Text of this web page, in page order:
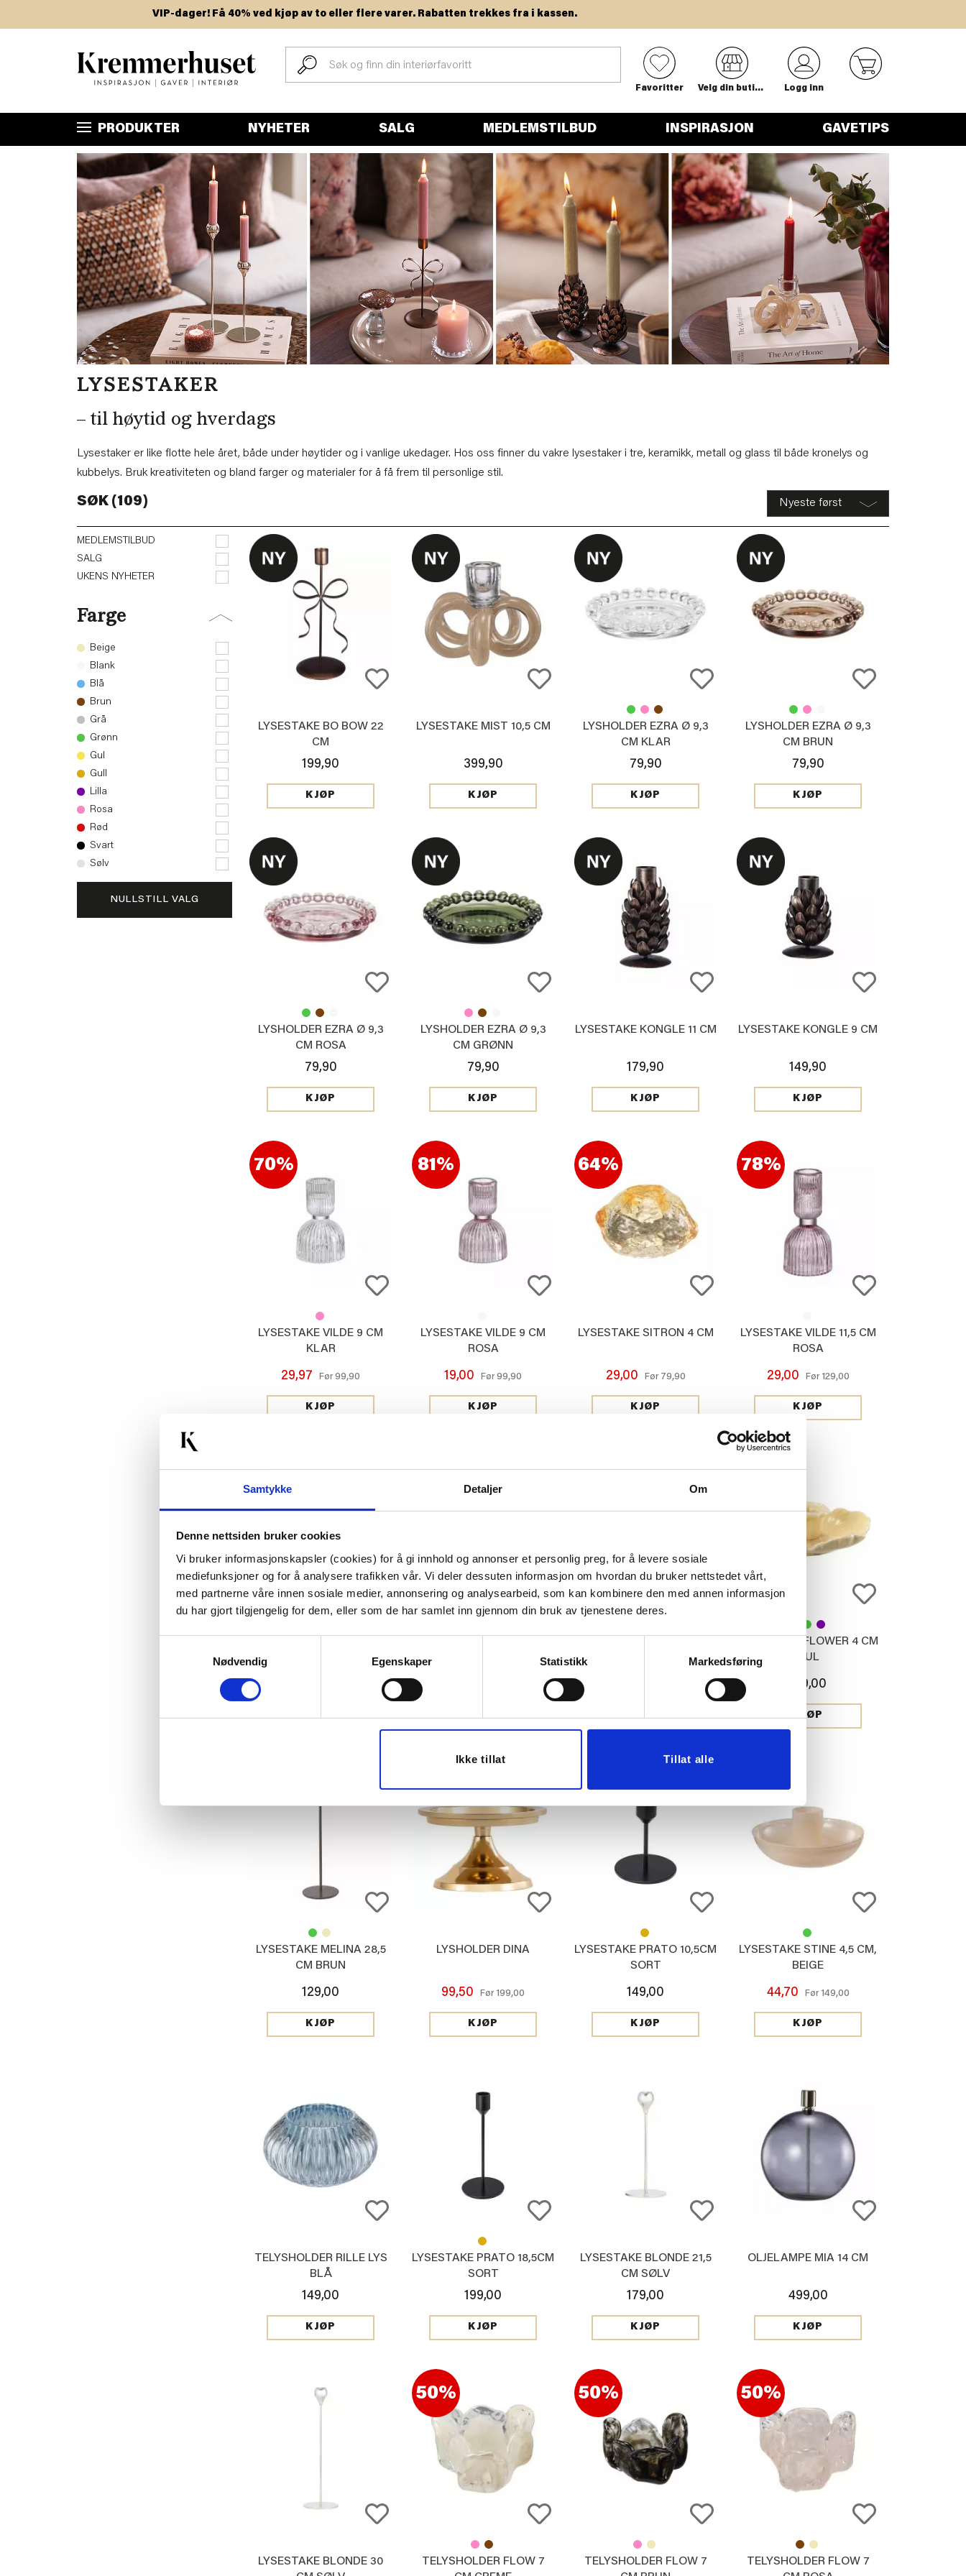
Samtykke Detaljer Om
Denne nettsiden bruker cookies
Vi bruker informasjonskapsler (cookies) for å gi innhold og annonser et personlig preg, for å levere sosiale
mediefunksjoner og for å analysere trafikken vår. Vi deler dessuten informasjon om hvordan du bruker nettstedet vårt,
med partnerne våre innen sosiale medier, annonsering og analysearbeid, som kan kombinere den med annen informasjon
du har gjort tilgjengelig for dem, eller som de har samlet inn gjennom din bruk av tjenestene deres.
Nødvendig
Egenskaper Statistikk Markedsføring
Ikke tillat Tillat alle
til
VIP-dager! Få 40% ved kjøp av to eller flere varer. Rabatten trekkes fra i kassen.
0
Favoritter Velg din butikk Logg inn
PRODUKTER NYHETER SALG MEDLEMSTILBUD INSPIRASJON GAVETIPS
LYSESTAKER
– til høytid og hverdags
Lysestaker er like flotte hele året, både under høytider og i vanlige ukedager. Hos oss finner du vakre lysestaker i tre, keramikk, metall og glass til både kronelys og
kubbelys. Bruk kreativiteten og bland farger og materialer for å få frem til personlige stil.
MEDLEMSTILBUD
SALG
UKENS NYHETER
Farge
Beige
Blank
Blå
Brun
Grå
Grønn
Gul
Gull
Lilla
Rosa
Rød
Svart
Sølv
NULLSTILL VALG
SØK (109)
LYSESTAKE BO BOW 22
CM
199,90
KJØP
LYSESTAKE MIST 10,5 CM
399,90
KJØP
LYSHOLDER EZRA Ø 9,3
CM KLAR
79,90
KJØP
LYSHOLDER EZRA Ø 9,3
CM BRUN
79,90
KJØP
LYSHOLDER EZRA Ø 9,3
CM ROSA
79,90
KJØP
LYSHOLDER EZRA Ø 9,3
CM GRØNN
79,90
KJØP
LYSESTAKE KONGLE 11 CM
179,90
KJØP
LYSESTAKE KONGLE 9 CM
149,90
KJØP
70%
LYSESTAKE VILDE 9 CM
KLAR
29,97 Før99,90
KJØP
81%
LYSESTAKE VILDE 9 CM
ROSA
19,00 Før99,90
KJØP
64%
LYSESTAKE SITRON 4 CM
29,00 Før 79,90
KJØP
78%
LYSESTAKE VILDE 11,5 CM
ROSA
29,00 Før 129,00
KJØP
85%
KJØP KJØP KJØP
LYSESTAKE FLOWER 4 CM
GUL
199,00
KJØP
LYSESTAKE MELINA 28,5
CM BRUN
129,00
KJØP
LYSHOLDER DINA
99,50 Før 199,00
KJØP
LYSESTAKE PRATO 10,5CM
SORT
149,00
KJØP
LYSESTAKE STINE 4,5 CM,
BEIGE
44,70 Før 149,00
KJØP
TELYSHOLDER RILLE LYS
BLÅ
149,00
KJØP
LYSESTAKE PRATO 18,5CM
SORT
199,00
KJØP
LYSESTAKE BLONDE 21,5
CM SØLV
179,00
KJØP
OLJELAMPE MIA 14 CM
499,00
KJØP
LYSESTAKE BLONDE 30
50%
TELYSHOLDER FLOW 7
50%
TELYSHOLDER FLOW 7
50%
TELYSHOLDER FLOW 7